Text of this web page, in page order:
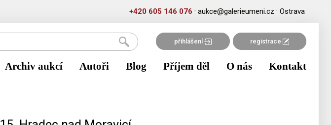
+420 605 146 076 · aukce@galerieumeni.cz · Ostrava
přihlášení registrace
Archiv aukcí Autoři Blog Příjem děl O nás Kontakt